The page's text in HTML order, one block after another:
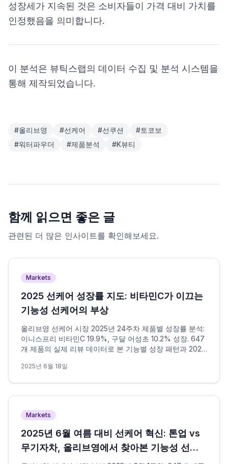
성장세가 지속된 것은 소비자들이 가격 대비 가치를
인정했음을 의미합니다.
이 분석은 뷰틱스랩의 데이터 수집 및 분석 시스템을
통해 제작되었습니다.
#올리브영 #선케어 #선쿠션 #토코보
#워터파우더 #제품분석 #K뷰티
함께 읽으면 좋은 글
관련된 더 많은 인사이트를 확인해보세요.
Markets
2025 선케어 성장률 지도: 비타민C가 이끄는
기능성 선케어의 부상
올리브영 선케어 시장 2025년 24주차 제품별 성장률 분석:
이니스프리 비타민C 19.9%, 구달 어성초 10.2% 성장. 647
개 제품의 실제 리뷰 데이터로 본 기능별 성장 패턴과 2025
2025년 6월 18일
Markets
2025년 6월 여름 대비 선케어 혁신: 톤업 vs
무기자차, 올리브영에서 찾아본 기능성 선케
어 트렌드